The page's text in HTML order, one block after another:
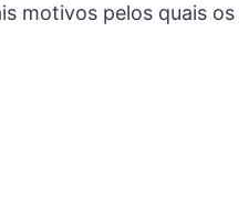
motivos pelos quais os